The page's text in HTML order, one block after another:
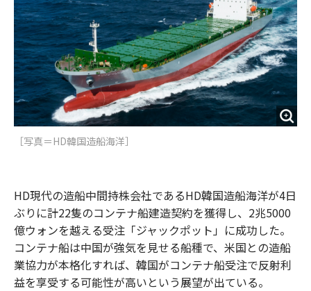
［写真＝HD韓国造船海洋］
HD現代の造船中間持株会社であるHD韓国造船海洋が4日
ぶりに計22隻のコンテナ船建造契約を獲得し、2兆5000
億ウォンを越える受注「ジャックポット」に成功した。
コンテナ船は中国が強気を見せる船種で、米国との造船
業協力が本格化すれば、韓国がコンテナ船受注で反射利
益を享受する可能性が高いという展望が出ている。